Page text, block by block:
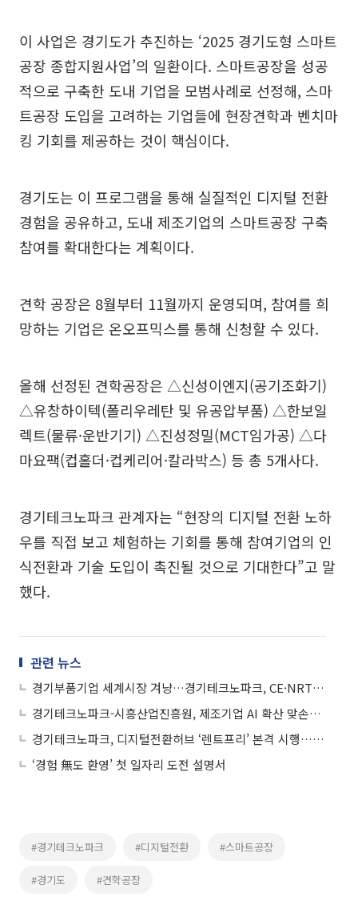
이 사업은 경기도가 추진하는 ‘2025 경기도형 스마트
공장 종합지원사업’의 일환이다. 스마트공장을 성공
적으로 구축한 도내 기업을 모범사례로 선정해, 스마
트공장 도입을 고려하는 기업들에 현장견학과 벤치마
킹 기회를 제공하는 것이 핵심이다.
경기도는 이 프로그램을 통해 실질적인 디지털 전환
경험을 공유하고, 도내 제조기업의 스마트공장 구축
참여를 확대한다는 계획이다.
견학 공장은 8월부터 11월까지 운영되며, 참여를 희
망하는 기업은 온오프믹스를 통해 신청할 수 있다.
올해 선정된 견학공장은 △신성이엔지(공기조화기)
△유창하이텍(폴리우레탄 및 유공압부품) △한보일
렉트(물류·운반기기) △진성정밀(MCT임가공) △다
마요팩(컵홀더·컵케리어·칼라박스) 등 총 5개사다.
경기테크노파크 관계자는 “현장의 디지털 전환 노하
우를 직접 보고 체험하는 기회를 통해 참여기업의 인
식전환과 기술 도입이 촉진될 것으로 기대한다”고 말
했다.
관련 뉴스
경기부품기업 세계시장 겨냥…경기테크노파크, CE·NRTL·CCC 인증에 ‘날개’ 단다
경기테크노파크-시흥산업진흥원, 제조기업 AI 확산 맞손…공동사업 추진
경기테크노파크, 디지털전환허브 ‘렌트프리’ 본격 시행…입주기업 임대료 부담↓
‘경험 無도 환영’ 첫 일자리 도전 설명서
#경기테크노파크 #디지털전환 #스마트공장
#경기도 #견학공장